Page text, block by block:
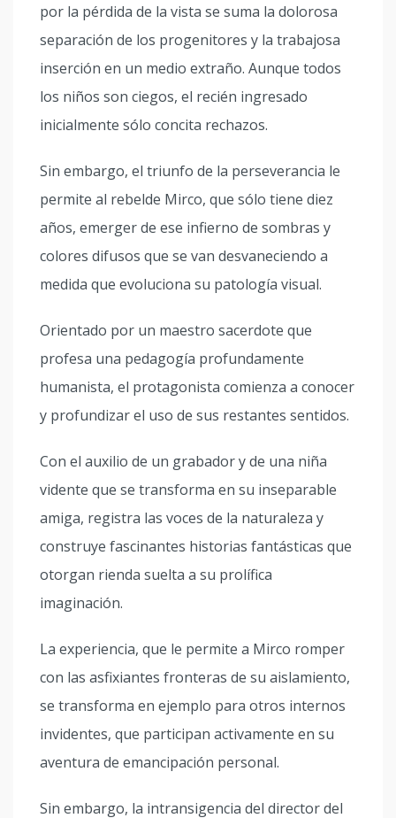
por la pérdida de la vista se suma la dolorosa
separación de los progenitores y la trabajosa
inserción en un medio extraño. Aunque todos
los niños son ciegos, el recién ingresado
inicialmente sólo concita rechazos.
Sin embargo, el triunfo de la perseverancia le
permite al rebelde Mirco, que sólo tiene diez
años, emerger de ese infierno de sombras y
colores difusos que se van desvaneciendo a
medida que evoluciona su patología visual.
Orientado por un maestro sacerdote que
profesa una pedagogía profundamente
humanista, el protagonista comienza a conocer
y profundizar el uso de sus restantes sentidos.
Con el auxilio de un grabador y de una niña
vidente que se transforma en su inseparable
amiga, registra las voces de la naturaleza y
construye fascinantes historias fantásticas que
otorgan rienda suelta a su prolífica
imaginación.
La experiencia, que le permite a Mirco romper
con las asfixiantes fronteras de su aislamiento,
se transforma en ejemplo para otros internos
invidentes, que participan activamente en su
aventura de emancipación personal.
Sin embargo, la intransigencia del director del